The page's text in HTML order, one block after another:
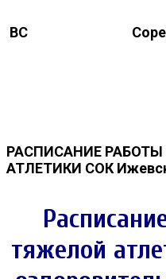
ВС
РАСПИСАНИЕ
АТЛЕТИКИ СОК
тяжелой